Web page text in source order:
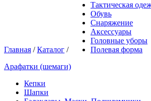
Главная /Каталог /
Тактическая
Обувь
Снаряжение
Аксессуары
Головные уборы
Полевая форма
Арафатки (шемаги)
Кепки
Шапки